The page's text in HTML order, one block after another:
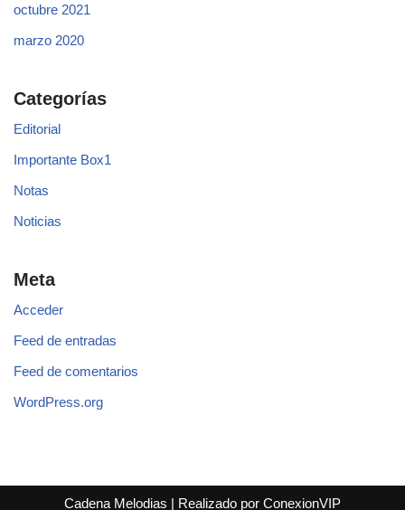
octubre 2021
marzo 2020
Categorías
Editorial
Importante Box1
Notas
Noticias
Meta
Acceder
Feed de entradas
Feed de comentarios
WordPress.org
Cadena Melodias | Realizado por ConexionVIP